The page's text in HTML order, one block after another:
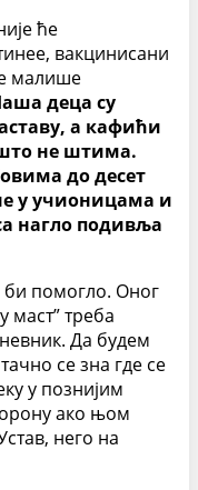
ће
вакцинисани
малише
деца су
а кафићи
не штима.
до десет
у учионицама и
нагло подивља
помогло. Оног
маст” треба
Да будем
се зна где се
у познијим
ако њом
него на